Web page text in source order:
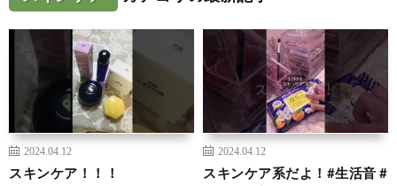
2024.04.12
スキンケア！！！
2024.04.12
スキンケア系だよ！#生活音 #